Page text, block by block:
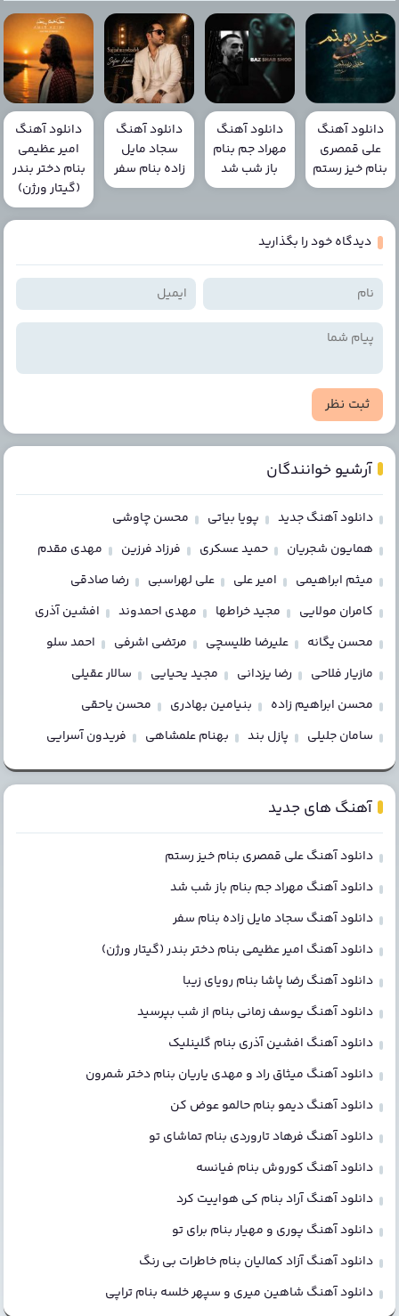
دانلود آهنگ
علی قمصری
بنام خیز رستم
دانلود آهنگ
مهراد جم بنام
باز شب شد
دانلود آهنگ
سجاد مایل
زاده بنام سفر
دانلود آهنگ
امیر عظیمی
بنام دختر بندر
(گیتار ورژن)
دیدگاه خود را بگذارید
ثبت نظر
آرشیو خوانندگان
دانلود آهنگ جدید پویا بیاتی
محسن چاوشی
همایون شجریان
حمید عسکری فرزاد فرزین
مهدی مقدم
میثم ابراهیمی
امیر علی علی لهراسبی
رضا صادقی
کامران مولایی
مجید خراطها مهدی احمدوند
افشین آذری
محسن یگانه
علیرضا طلیسچی مرتضی اشرفی
احمد سلو
مازیار فلاحی
رضا یزدانی مجید یحیایی
سالار عقیلی
محسن ابراهیم زاده
بنیامین بهادری
محسن یاحقی
سامان جلیلی
پازل بند بهنام علمشاهی فریدون آسرایی
آهنگ های جدید
دانلود آهنگ علی قمصری بنام خیز رستم
دانلود آهنگ مهراد جم بنام باز شب شد
دانلود آهنگ سجاد مایل زاده بنام سفر
دانلود آهنگ امیر عظیمی بنام دختر بندر (گیتار ورژن)
دانلود آهنگ رضا پاشا بنام رویای زیبا
دانلود آهنگ یوسف زمانی بنام از شب بپرسید
دانلود آهنگ افشین آذری بنام گلینلیک
دانلود آهنگ میثاق راد و مهدی یاریان بنام دختر شمرون
دانلود آهنگ دیمو بنام حالمو عوض کن
دانلود آهنگ فرهاد تاروردی بنام تماشای تو
دانلود آهنگ کوروش بنام فیانسه
دانلود آهنگ آراد بنام کی هواییت کرد
دانلود آهنگ پوری و مهیار بنام برای تو
دانلود آهنگ آزاد کمالیان بنام خاطرات بی رنگ
دانلود آهنگ شاهین میری و سپهر خلسه بنام تراپی